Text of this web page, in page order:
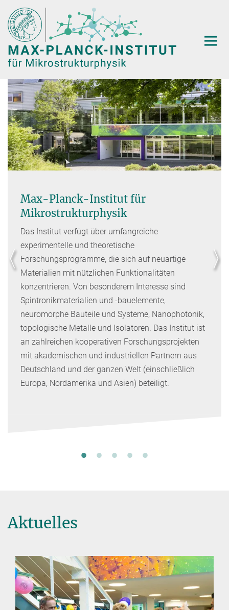
Hauptinhalt
Max-Planck-Institut für
Mikrostrukturphysik
Das Institut verfügt über umfangreiche
experimentelle und theoretische
Forschungsprogramme, die sich auf neuartige
Materialien mit nützlichen Funktionalitäten
konzentrieren. Von besonderem Interesse sind
Spintronikmaterialien und -bauelemente,
neuromorphe Bauteile und Systeme, Nanophotonik,
topologische Metalle und Isolatoren. Das Institut ist
an zahlreichen kooperativen Forschungsprojekten
mit akademischen und industriellen Partnern aus
Deutschland und der ganzen Welt (einschließlich
Europa, Nordamerika und Asien) beteiligt.
Aktuelles